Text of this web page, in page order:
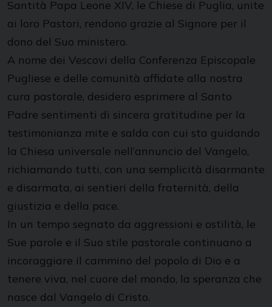
Santità Papa Leone XIV, le Chiese di Puglia, unite
ai loro Pastori, rendono grazie al Signore per il
dono del Suo ministero.
A nome dei Vescovi della Conferenza Episcopale
Pugliese e delle comunità affidate alla nostra
cura pastorale, desidero esprimere al Santo
Padre sentimenti di sincera gratitudine per la
testimonianza mite e salda con cui sta guidando
la Chiesa universale nell’annuncio del Vangelo,
richiamando tutti, con una semplicità disarmante
e disarmata, ai sentieri della fraternità, della
giustizia e della pace.
In un tempo segnato da aggressioni e ostilità, le
Sue parole e il Suo stile pastorale continuano a
incoraggiare il cammino del popolo di Dio e a
tenere viva, nel cuore del mondo, la speranza che
nasce dal Vangelo di Cristo.